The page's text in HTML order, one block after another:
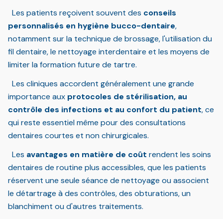
Les patients reçoivent souvent des conseils
personnalisés en hygiène bucco-dentaire,
notamment sur la technique de brossage, l'utilisation du
fil dentaire, le nettoyage interdentaire et les moyens de
limiter la formation future de tartre.
Les cliniques accordent généralement une grande
importance aux protocoles de stérilisation, au
contrôle des infections et au confort du patient, ce
qui reste essentiel même pour des consultations
dentaires courtes et non chirurgicales.
Les avantages en matière de coût rendent les soins
dentaires de routine plus accessibles, que les patients
réservent une seule séance de nettoyage ou associent
le détartrage à des contrôles, des obturations, un
blanchiment ou d'autres traitements.